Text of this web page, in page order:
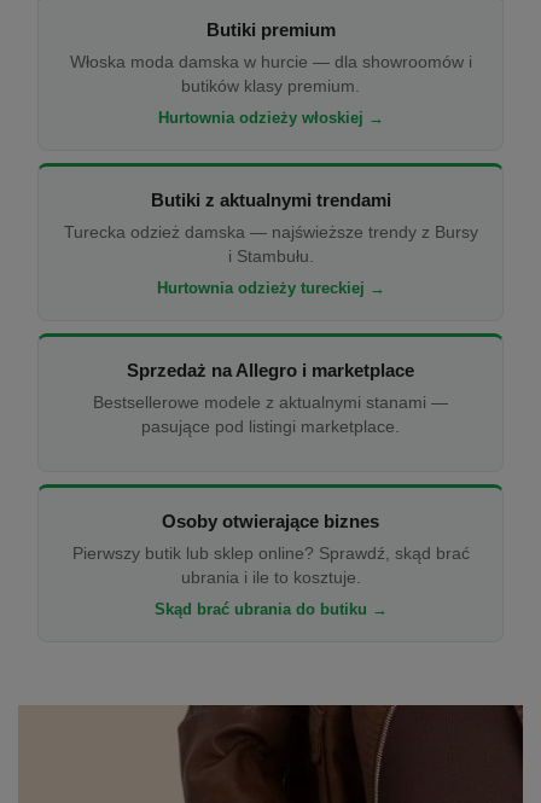
Butiki premium
Włoska moda damska w hurcie — dla showroomów i
butików klasy premium.
Hurtownia odzieży włoskiej →
Butiki z aktualnymi trendami
Turecka odzież damska — najświeższe trendy z Bursy
i Stambułu.
Hurtownia odzieży tureckiej →
Sprzedaż na Allegro i marketplace
Bestsellerowe modele z aktualnymi stanami —
pasujące pod listingi marketplace.
Osoby otwierające biznes
Pierwszy butik lub sklep online? Sprawdź, skąd brać
ubrania i ile to kosztuje.
Skąd brać ubrania do butiku →